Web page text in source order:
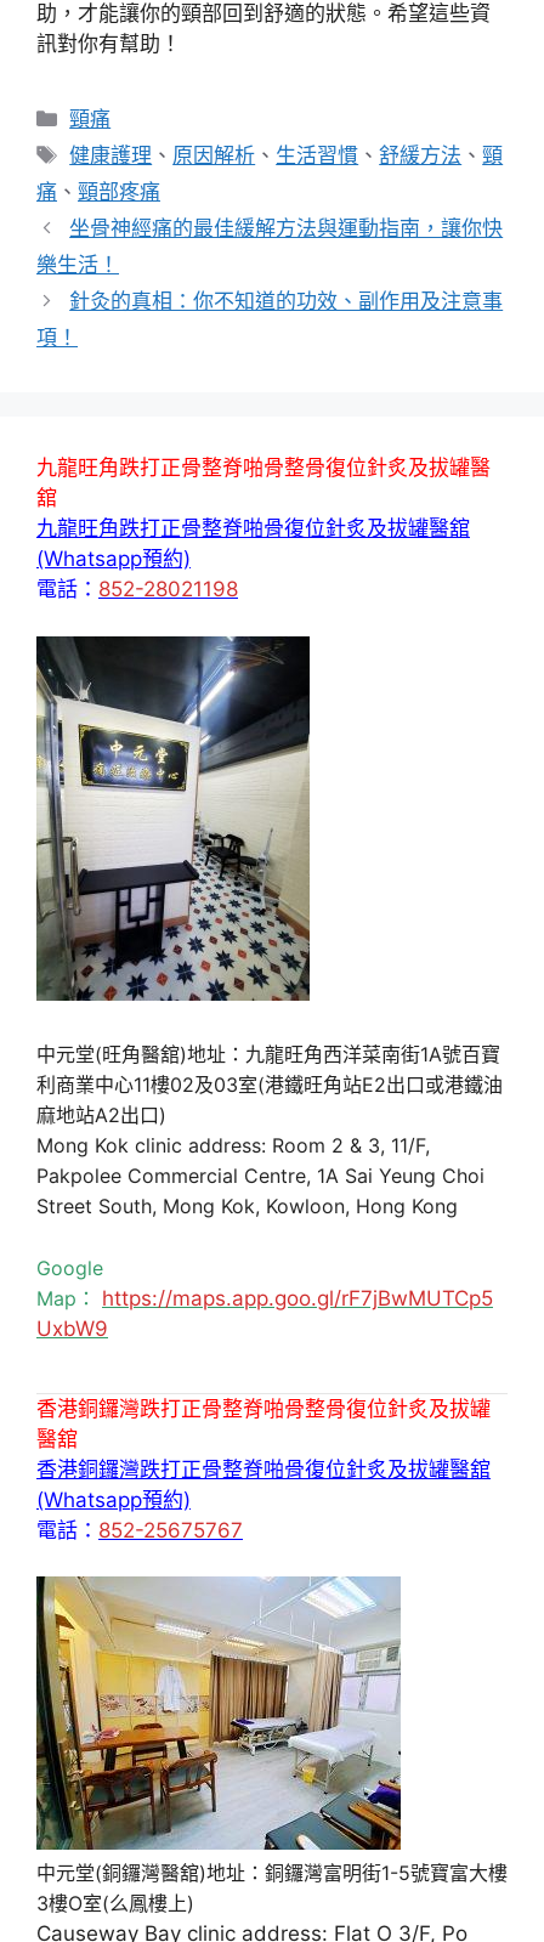
助，才能讓你的頸部回到舒適的狀態。希望這些資
訊對你有幫助！
分
類
頸痛
標
籤
健康護理 、 原因解析 、 生活習慣 、舒緩方法 、頸
痛 、 頸部疼痛
坐骨神經痛的最佳緩解方法與運動指南，讓你快
樂生活！
針灸的真相：你不知道的功效、副作用及注意事
項！
九龍旺角跌打正骨整脊啪骨整骨復位針炙及拔罐醫
舘
九龍旺角跌打正骨整脊啪骨復位針炙及拔罐醫舘
(Whatsapp預約)
電話： 852-28021198
中元堂(旺角醫舘)地址：九龍旺角西洋菜南街1A號百寶
利商業中心11樓02及03室(港鐵旺角站E2出口或港鐵油
麻地站A2出口)
Mong Kok clinic address: Room 2 & 3, 11/F,
Pakpolee Commercial Centre, 1A Sai Yeung Choi
Street South, Mong Kok, Kowloon, Hong Kong
Google
Map： https://maps.app.goo.gl/rF7jBwMUTCp5
UxbW9
香港銅鑼灣跌打正骨整脊啪骨整骨復位針炙及拔罐
醫舘
香港銅鑼灣跌打正骨整脊啪骨復位針炙及拔罐醫舘
(Whatsapp預約)
電話： 852-25675767
中元堂(銅鑼灣醫舘)地址：銅鑼灣富明街1-5號寶富大樓
3樓O室(么鳳樓上)
Causeway Bay clinic address: Flat O 3/F, Po